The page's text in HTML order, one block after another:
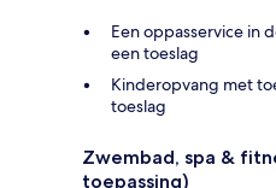
Een oppasservice in
een toeslag
Kinderopvang met
toeslag
Zwembad, spa &
toepassing)